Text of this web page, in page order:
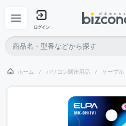
ログイン
ホーム パソコン関連用品 ケーブル